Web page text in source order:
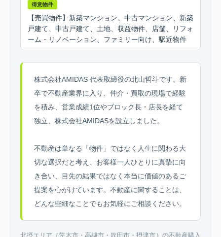
得意物件
【売買物件】新築マンション、中古マンション、新築
戸建て、中古戸建て、土地、収益物件、店舗、リフォ
ーム・リノベーション、ファミリー向け、駅近物件
株式会社AMIDAS 代表取締役の北山哲斗です。新
卒で不動産業界に入り、仲介・買取の現場で経験
を積み、営業成績1位やブロック長・店長を経て
独立、株式会社AMIDASを設立しました。
不動産は単なる「物件」ではなく人生に関わる大
切な選択だと考え、お客様一人ひとりに真摯に向
き合い、目先の結果ではなく本当に価値のあるご
提案を心がけています。不動産に関することは、
どんな些細なことでもお気軽にご相談ください。
北摂エリア（茨木市・高槻市・吹田市・摂津市）の不動産購入